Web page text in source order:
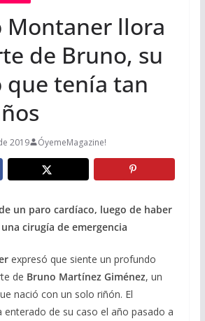
Montaner llora
de Bruno, su
que tenía tan
2019 ÓyemeMagazine!
un paro cardíaco, luego de haber
cirugía de emergencia
expresó que siente un profundo
de Bruno Martínez Giménez, un
nació con un solo riñón. El
enterado de su caso el año pasado a